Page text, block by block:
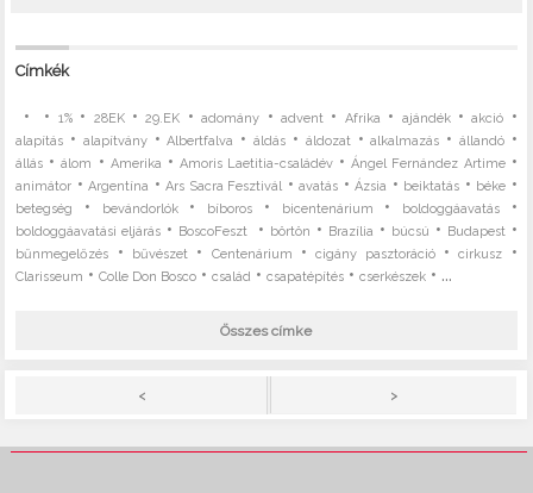
Címkék
• • 1%• 28EK•29.EK •adomány •advent • Afrika • ajándék•akció •
alapítás • alapítvány•Albertfalva •áldás • áldozat •alkalmazás • állandó•
állás •álom • Amerika • Amoris Laetitia-családév •Ángel Fernández Artime•
animátor •Argentína •Ars Sacra Fesztivál •avatás •Ázsia • beiktatás • béke •
betegség • bevándorlók• bíboros • bicentenárium • boldoggáavatás•
boldoggáavatási eljárás • BoscoFeszt • börtön • Brazília • búcsú • Budapest •
bűnmegelőzés • bűvészet • Centenárium •cigány pasztoráció•cirkusz •
Clarisseum •Colle Don Bosco •család •csapatépítés •cserkészek • ...
Összes címke
< >